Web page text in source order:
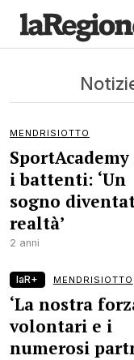
MENDRISIOTTO
SportAcademy
i battenti: ‘Un
sogno
realtà’
2 anni
laR+ MENDRISIOTTO
‘La nostra
volontari e i
numerosi